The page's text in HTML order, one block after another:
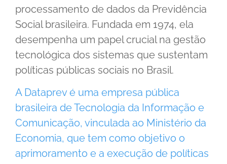
processamento de dados da Previdência
Social brasileira. Fundada em 1974, ela
desempenha um papel crucial na gestão
tecnológica dos sistemas que sustentam
políticas públicas sociais no Brasil.
A Dataprev é uma empresa pública
brasileira de Tecnologia da Informação e
Comunicação, vinculada ao Ministério da
Economia, que tem como objetivo o
aprimoramento e a execução de políticas